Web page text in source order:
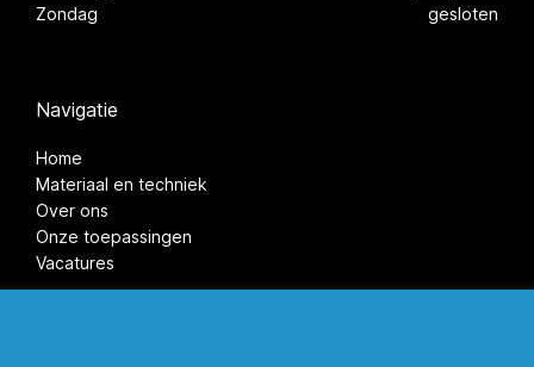
Zondag
gesloten
Navigatie
Home
Materiaal en techniek
Over ons
Onze toepassingen
Vacatures